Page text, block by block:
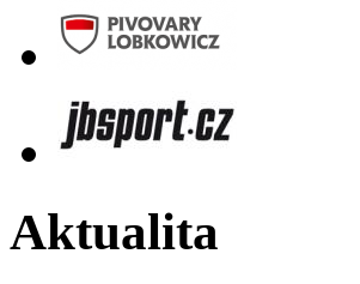
Aktualita